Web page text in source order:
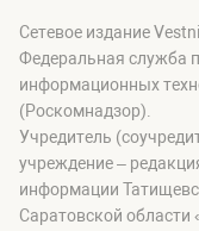
Сетевое издание
Федеральная служба
информационных
(Роскомнадзор).
Учредитель
учреждение –
информации
Саратовской области